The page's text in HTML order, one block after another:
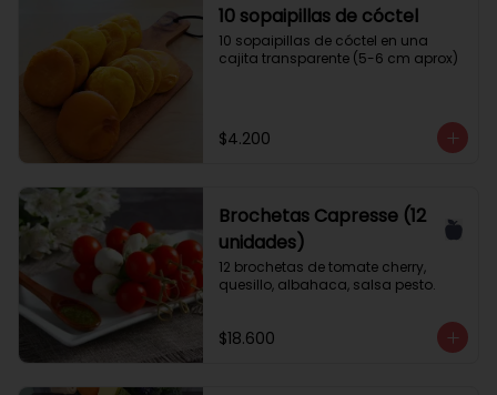
10 sopaipillas de cóctel
10 sopaipillas de cóctel en una
cajita transparente (5-6 cm aprox)
$4.200
Brochetas Capresse (12
unidades)
12 brochetas de tomate cherry,
quesillo, albahaca, salsa pesto.
$18.600